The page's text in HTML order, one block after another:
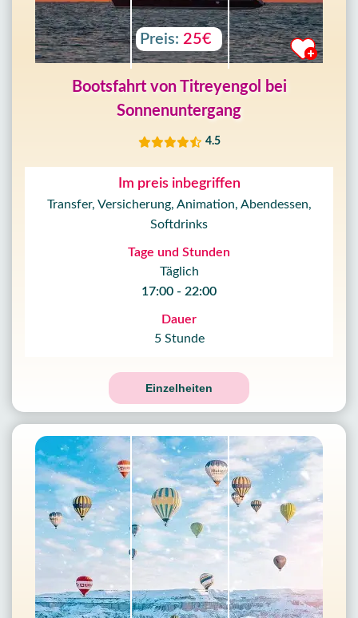
Preis: 25€
Bootsfahrt von Titreyengol bei
Sonnenuntergang
4.5
Im preis inbegriffen
Transfer, Versicherung, Animation, Abendessen,
Softdrinks
Tage und Stunden
Täglich
17:00 - 22:00
Dauer
5 Stunde
Einzelheiten